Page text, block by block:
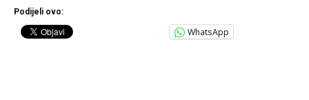
Podijeli ovo:
WhatsApp